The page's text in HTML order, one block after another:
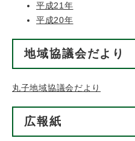
平成21年
平成20年
地域協議会だより
丸子地域協議会だより
広報紙